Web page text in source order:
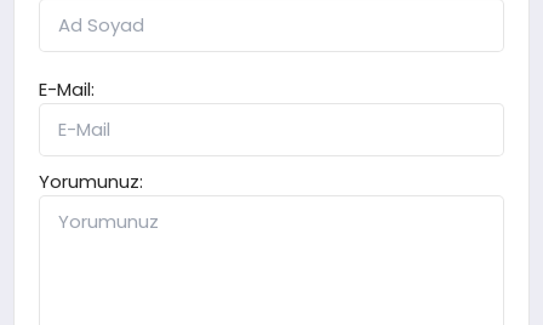
E-Mail:
Yorumunuz: